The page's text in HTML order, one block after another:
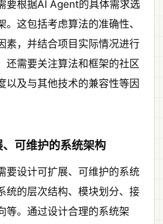
要根据AI Agent的具体需求选
。这包括考虑算法的准确性、
素，并结合项目实际情况进行
还需要关注算法和框架的社区
以及与其他技术的兼容性等因
可维护的系统架构
要设计可扩展、可维护的系统
统的层次结构、模块划分、接
等。通过设计合理的系统架